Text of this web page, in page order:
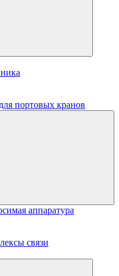
портовых кранов
аппаратура
связи